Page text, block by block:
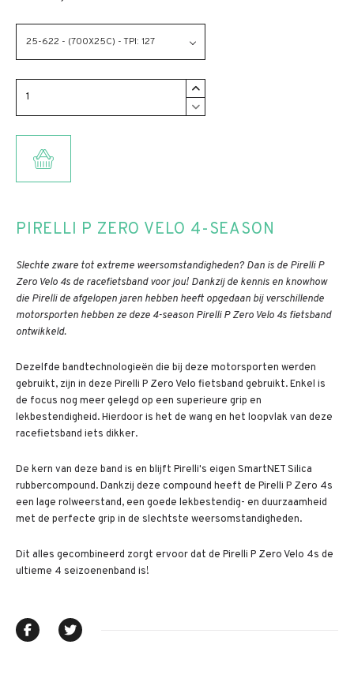
25-622 - (700X25C) - TPI: 127
PIRELLI P ZERO VELO 4-SEASON
Slechte zware tot extreme weersomstandigheden? Dan is de Pirelli P
Zero Velo 4s de racefietsband voor jou! Dankzij de kennis en knowhow
die Pirelli de afgelopen jaren hebben heeft opgedaan bij verschillende
motorsporten hebben ze deze 4-season Pirelli P Zero Velo 4s fietsband
ontwikkeld.
Dezelfde bandtechnologieën die bij deze motorsporten werden
gebruikt, zijn in deze Pirelli P Zero Velo fietsband gebruikt. Enkel is
de focus nog meer gelegd op een superieure grip en
lekbestendigheid. Hierdoor is het de wang en het loopvlak van deze
racefietsband iets dikker.
De kern van deze band is en blijft Pirelli's eigen SmartNET Silica
rubbercompound. Dankzij deze compound heeft de Pirelli P Zero 4s
een lage rolweerstand, een goede lekbestendig- en duurzaamheid
met de perfecte grip in de slechtste weersomstandigheden.
Dit alles gecombineerd zorgt ervoor dat de Pirelli P Zero Velo 4s de
ultieme 4 seizoenenband is!